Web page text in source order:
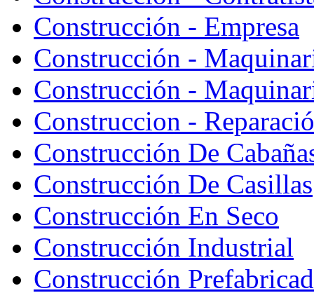
Construcción - Empresa
Construcción -
Construcción -
Construccion -
Construcción De
Construcción De Casillas
Construcción En Seco
Construcción Industrial
Construcción